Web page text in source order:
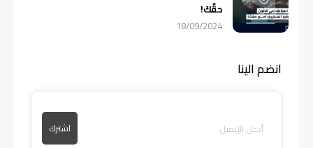
حقَّكَ!
18/09/2024
انضم الينا